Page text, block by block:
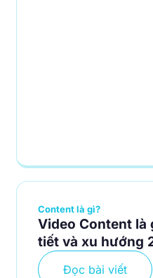
Content là gì?
Video Content là
tiết và xu hướng
Đọc bài viết